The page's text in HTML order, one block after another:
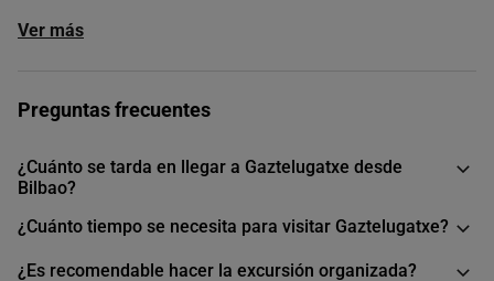
tres destinos con una personalidad muy marcada que
que quieren que la costa vasca les deje sin palabras.
Ver más
Preguntas frecuentes
¿Cuánto se tarda en llegar a Gaztelugatxe desde
Bilbao?
¿Cuánto tiempo se necesita para visitar Gaztelugatxe?
¿Es recomendable hacer la excursión organizada?